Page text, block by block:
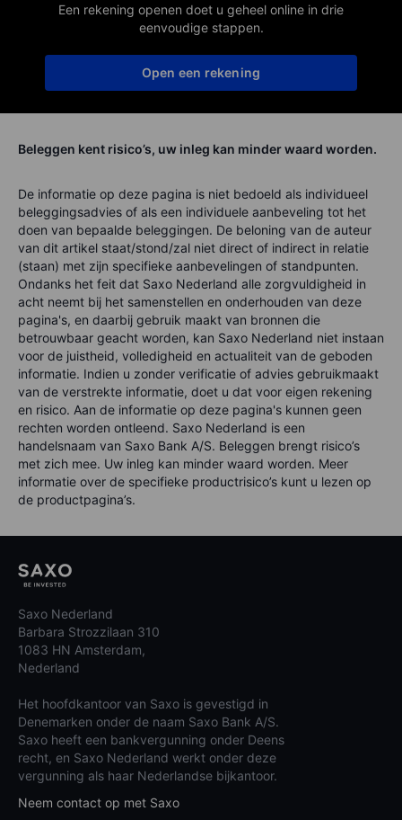
Een rekening openen doet u geheel online in drie
eenvoudige stappen.
Open een rekening
Beleggen kent risico’s, uw inleg kan minder waard worden.
De informatie op deze pagina is niet bedoeld als individueel
beleggingsadvies of als een individuele aanbeveling tot het
doen van bepaalde beleggingen. De beloning van de auteur
van dit artikel staat/stond/zal niet direct of indirect in relatie
(staan) met zijn specifieke aanbevelingen of standpunten.
Ondanks het feit dat Saxo Nederland alle zorgvuldigheid in
acht neemt bij het samenstellen en onderhouden van deze
pagina's, en daarbij gebruik maakt van bronnen die
betrouwbaar geacht worden, kan Saxo Nederland niet instaan
voor de juistheid, volledigheid en actualiteit van de geboden
informatie. Indien u zonder verificatie of advies gebruikmaakt
van de verstrekte informatie, doet u dat voor eigen rekening
en risico. Aan de informatie op deze pagina's kunnen geen
rechten worden ontleend. Saxo Nederland is een
handelsnaam van Saxo Bank A/S. Beleggen brengt risico’s
met zich mee. Uw inleg kan minder waard worden. Meer
informatie over de specifieke productrisico’s kunt u lezen op
de productpagina’s.
Saxo Nederland
Barbara Strozzilaan 310
1083 HN Amsterdam,
Nederland
Het hoofdkantoor van Saxo is gevestigd in
Denemarken onder de naam Saxo Bank A/S.
Saxo heeft een bankvergunning onder Deens
recht, en Saxo Nederland werkt onder deze
vergunning als haar Nederlandse bijkantoor.
Neem contact op met Saxo